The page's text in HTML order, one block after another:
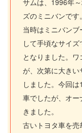
サムは、1996年
ズのミニバンです。
当時はミニバン
して手頃なサイ
となりました。
が、次第に大き
しました。今回
車でしたが、オ
きました。
古いトヨタ車を